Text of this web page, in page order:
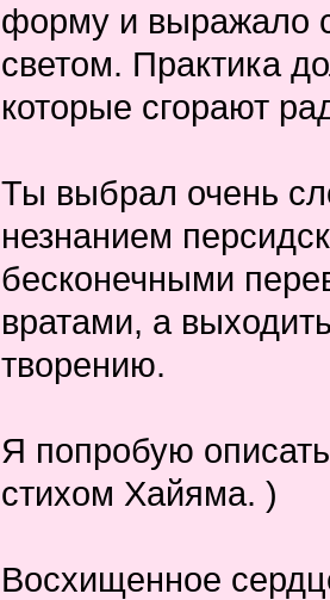
форму и выражало
светом. Практика
которые сгорают
Ты выбрал очень
незнанием
бесконечными
вратами, а
творению.
Я попробую
стихом Хайяма. )
Восхищенное